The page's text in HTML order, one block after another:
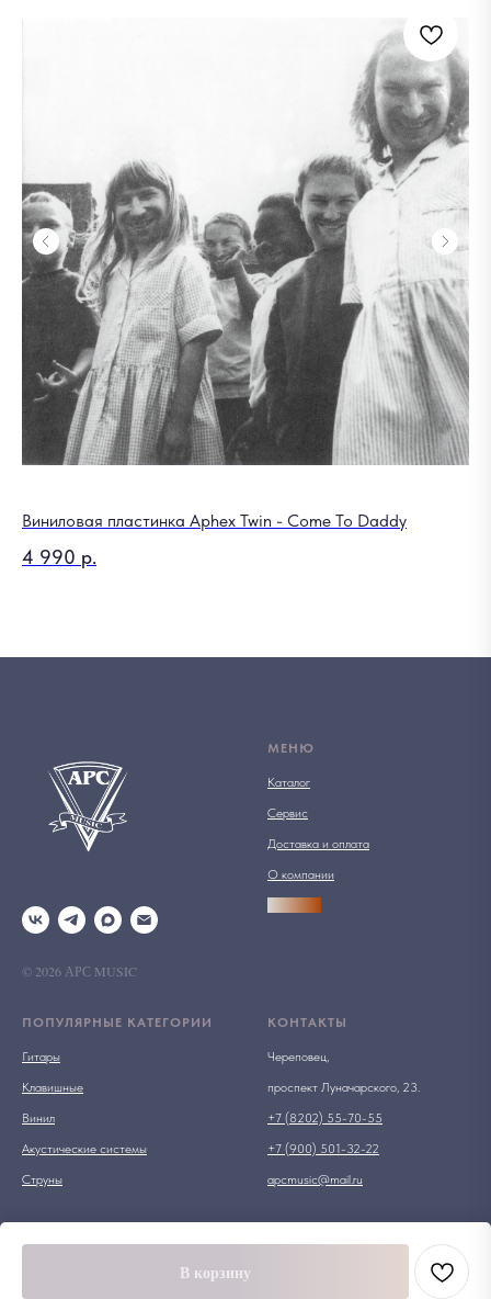
В корзину
Виниловая пластинка Aphex Twin - Come To Daddy
4 990 р.
© 2026 АРС MUSIC
МЕНЮ
Каталог
Сервис
Доставка и оплата
О компании
ПОПУЛЯРНЫЕ КАТЕГОРИИ
Гитары
Клавишные
Винил
Акустические системы
Струны
КОНТАКТЫ
Череповец,
проспект Луначарского, 23.
+7 (8202) 55-70-55
+7 (900) 501-32-22
apcmusic@mail.ru